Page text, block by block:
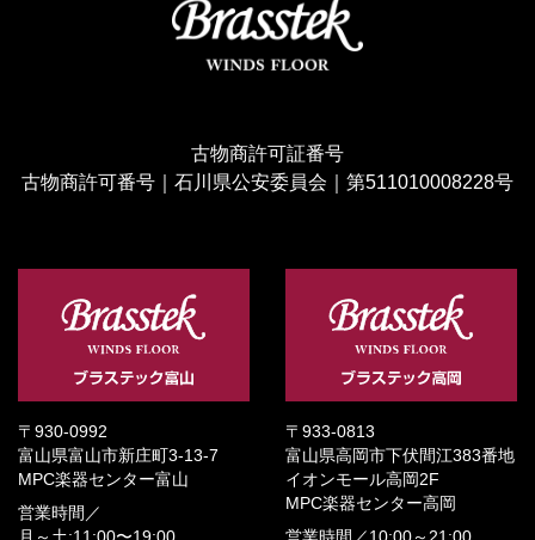
古物商許可証番号
古物商許可番号｜石川県公安委員会｜第511010008228号
〒930-0992
富山県富山市新庄町3-13-7
MPC楽器センター富山
営業時間／
〒933-0813
富山県高岡市下伏間江383番地
イオンモール高岡2F
MPC楽器センター高岡